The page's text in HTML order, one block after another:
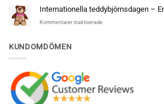
på
annorlunda
presenter
Internationella teddybjörnsdagen –
Kommentarer inaktiveradeför
nallar
KUNDOMDÖMEN